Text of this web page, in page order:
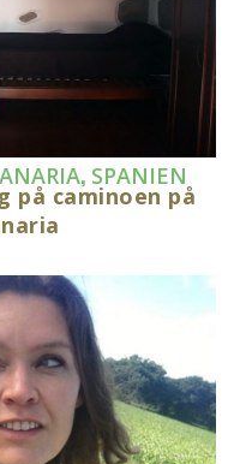
, SPANIEN
på caminoen på